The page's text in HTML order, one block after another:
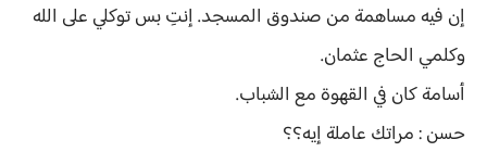
إن فيه مساهمة من صندوق المسجد. إنتِ بس توكلي على الله
وكلمي الحاج عثمان.
أسامة كان في القهوة مع الشباب.
حسن : مراتك عاملة إيه؟؟